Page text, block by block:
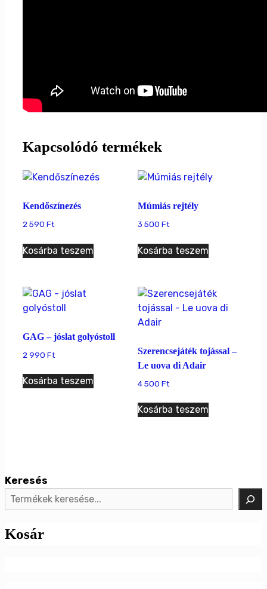
Kapcsolódó termékek
Kendőszínezés
2 590 Ft
Kosárba teszem
Múmiás rejtély
3 500Ft
Kosárba teszem
GAG – jóslat golyóstoll
2 990 Ft
Kosárba teszem
Szerencsejáték tojással –
Le uova di Adair
4 500Ft
Kosárba teszem
Keresés
Kosár